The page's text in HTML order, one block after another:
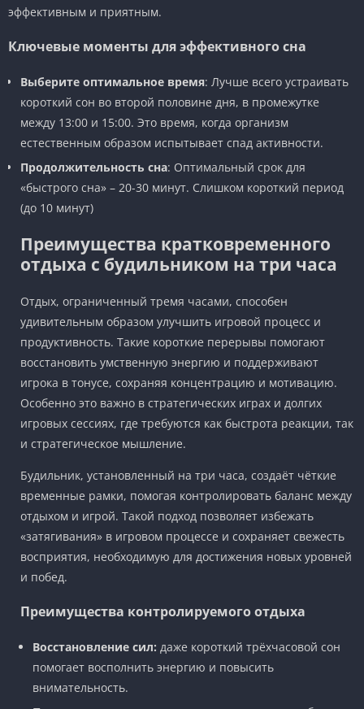
эффективным и приятным.
Ключевые моменты для эффективного сна
Выберите оптимальное время: Лучше всего устраивать
короткий сон во второй половине дня, в промежутке
между 13:00 и 15:00. Это время, когда организм
естественным образом испытывает спад активности.
Продолжительность сна: Оптимальный срок для
«быстрого сна» – 20-30 минут. Слишком короткий период
(до 10 минут)
Преимущества кратковременного
отдыха с будильником на три часа
Отдых, ограниченный тремя часами, способен
удивительным образом улучшить игровой процесс и
продуктивность. Такие короткие перерывы помогают
восстановить умственную энергию и поддерживают
игрока в тонусе, сохраняя концентрацию и мотивацию.
Особенно это важно в стратегических играх и долгих
игровых сессиях, где требуются как быстрота реакции, так
и стратегическое мышление.
Будильник, установленный на три часа, создаёт чёткие
временные рамки, помогая контролировать баланс между
отдыхом и игрой. Такой подход позволяет избежать
«затягивания» в игровом процессе и сохраняет свежесть
восприятия, необходимую для достижения новых уровней
и побед.
Преимущества контролируемого отдыха
Восстановление сил: даже короткий трёхчасовой сон
помогает восполнить энергию и повысить
внимательность.